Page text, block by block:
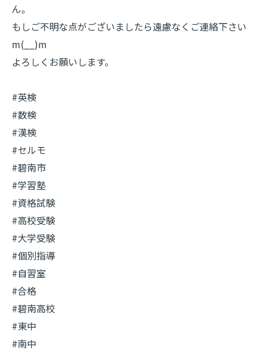
ん。
もしご不明な点がございましたら遠慮なくご連絡下さい
m(__)m
よろしくお願いします。
#英検
#数検
#漢検
#セルモ
#碧南市
#学習塾
#資格試験
#高校受験
#大学受験
#個別指導
#自習室
#合格
#碧南高校
#東中
#南中